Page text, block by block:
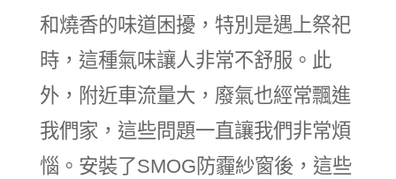
和燒香的味道困擾，特別是遇上祭祀
時，這種氣味讓人非常不舒服。此
外，附近車流量大，廢氣也經常飄進
我們家，這些問題一直讓我們非常煩
惱。安裝了SMOG防霾紗窗後，這些